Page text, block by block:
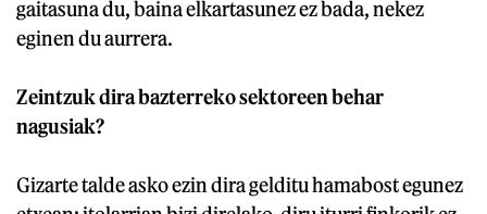
gaitasuna du, baina elkartasunez ez bada, nekez
eginen du aurrera.
Zeintzuk dira bazterreko sektoreen behar
nagusiak?
Gizarte talde asko ezin dira gelditu hamabost egunez